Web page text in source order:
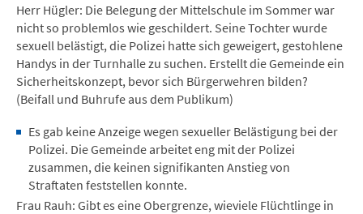
Herr Hügler: Die Belegung der Mittelschule im Sommer war
nicht so problemlos wie geschildert. Seine Tochter wurde
sexuell belästigt, die Polizei hatte sich geweigert, gestohlene
Handys in der Turnhalle zu suchen. Erstellt die Gemeinde ein
Sicherheitskonzept, bevor sich Bürgerwehren bilden?
(Beifall und Buhrufe aus dem Publikum)
Es gab keine Anzeige wegen sexueller Belästigung bei der
Polizei. Die Gemeinde arbeitet eng mit der Polizei
zusammen, die keinen signifikanten Anstieg von
Straftaten feststellen konnte.
Frau Rauh: Gibt es eine Obergrenze, wieviele Flüchtlinge in